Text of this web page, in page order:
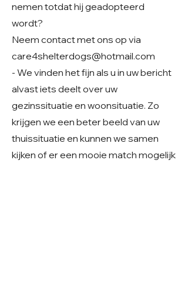
nemen totdat hij geadopteerd
wordt?
Neem contact met ons op via
care4shelterdogs@hotmail.com
- We vinden het fijn als u in uw bericht
alvast iets deelt over uw
gezinssituatie en woonsituatie. Zo
krijgen we een beter beeld van uw
thuissituatie en kunnen we samen
kijken of er een mooie match mogelijk